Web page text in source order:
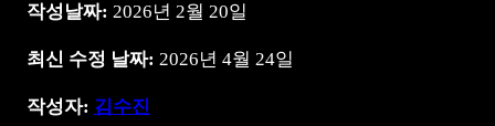
작성날짜: 2026년 2월 20일
최신 수정 날짜: 2026년 4월 24일
작성자: 김수진